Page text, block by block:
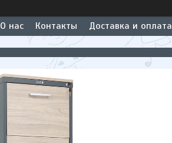
О нас Контакты Доставка и оплата